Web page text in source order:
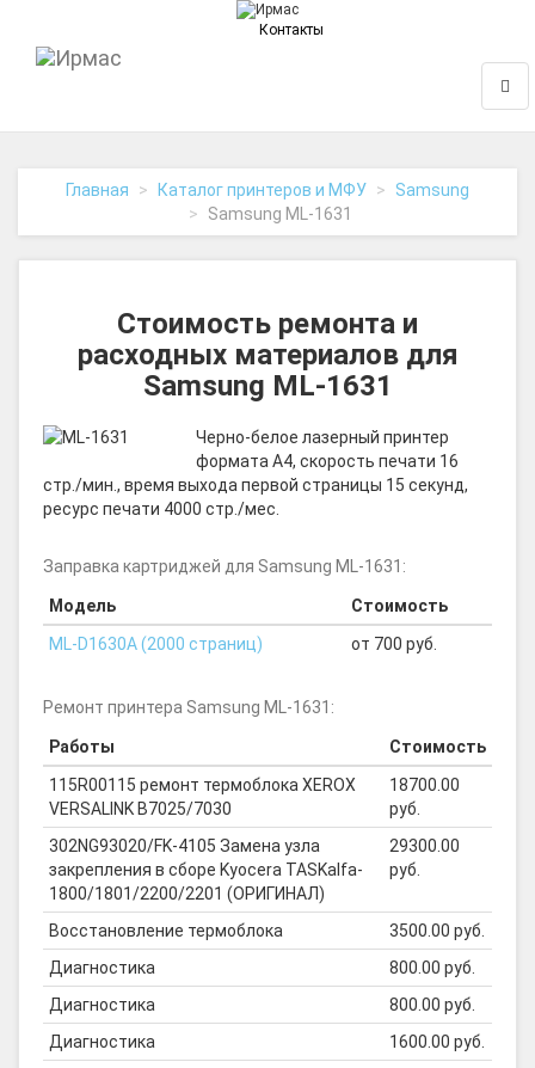
Контакты
Главная Каталог принтеров и МФУ
Samsung
Samsung ML-1631
Стоимость ремонта и
расходных материалов для
Samsung ML-1631
Черно-белое лазерный принтер
формата A4, скорость печати 16
стр./мин., время выхода первой страницы 15 секунд,
ресурс печати 4000 стр./мес.
Заправка картриджей для Samsung ML-1631:
Модель
Стоимость
ML-D1630A (2000 страниц)
от 700 руб.
Ремонт принтера Samsung ML-1631:
Работы
Стоимость
115R00115 ремонт термоблока XEROX
VERSALINK B7025/7030
18700.00
руб.
302NG93020/FK-4105 Замена узла
закрепления в сборе Kyocera TASKalfa-
1800/1801/2200/2201 (ОРИГИНАЛ)
29300.00
руб.
Восстановление термоблока
3500.00 руб.
Диагностика
800.00 руб.
Диагностика
800.00 руб.
Диагностика
1600.00 руб.